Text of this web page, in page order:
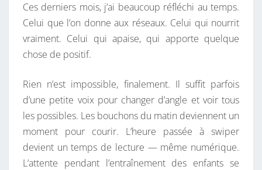
S
M
O
E
S
Ces derniers mois, j’ai beaucoup réfléchi au temps.
Celui que l’on donne aux réseaux. Celui qui nourrit
vraiment. Celui qui apaise, qui apporte quelque
chose de positif.
Rien n’est impossible, finalement. Il suffit parfois
d’une petite voix pour changer d’angle et voir tous
les possibles. Les bouchons du matin deviennent un
moment pour courir. L’heure passée à swiper
devient un temps de lecture — même numérique.
L’attente pendant l’entraînement des enfants se